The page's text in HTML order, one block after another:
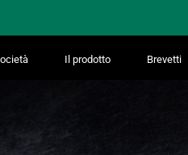
Il prodotto Brevetti